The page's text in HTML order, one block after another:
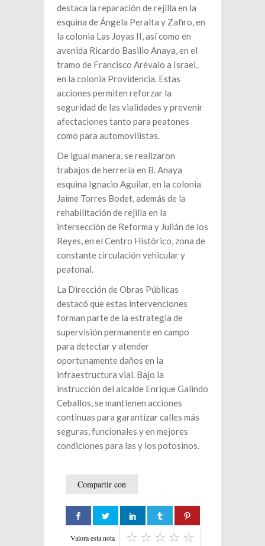
destaca la reparación de rejilla en la
esquina de Ángela Peralta y Zafiro, en
la colonia Las Joyas II, así como en
avenida Ricardo Basilio Anaya, en el
tramo de Francisco Arévalo a Israel,
en la colonia Providencia. Estas
acciones permiten reforzar la
seguridad de las vialidades y prevenir
afectaciones tanto para peatones
como para automovilistas.
De igual manera, se realizaron
trabajos de herrería en B. Anaya
esquina Ignacio Aguilar, en la colonia
Jaime Torres Bodet, además de la
rehabilitación de rejilla en la
intersección de Reforma y Julián de los
Reyes, en el Centro Histórico, zona de
constante circulación vehicular y
peatonal.
La Dirección de Obras Públicas
destacó que estas intervenciones
forman parte de la estrategia de
supervisión permanente en campo
para detectar y atender
oportunamente daños en la
infraestructura vial. Bajo la
instrucción del alcalde Enrique Galindo
Ceballos, se mantienen acciones
continuas para garantizar calles más
seguras, funcionales y en mejores
condiciones para las y los potosinos.
Compartir con
Valora esta nota